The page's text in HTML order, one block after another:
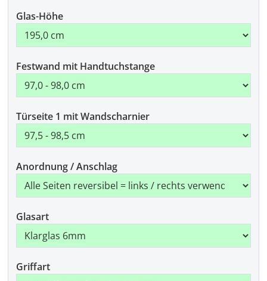
Glas-Höhe
Festwand mit Handtuchstange
Türseite 1 mit Wandscharnier
Anordnung / Anschlag
Glasart
Griffart